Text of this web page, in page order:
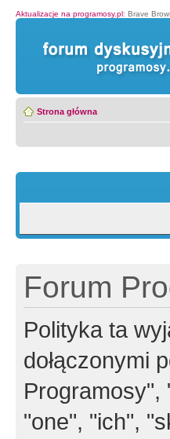
Aktualizacje na programosy.pl: Brave
Strona główna
Forum
Polityka ta
dołączonymi
Programosy",
"one", "ich",